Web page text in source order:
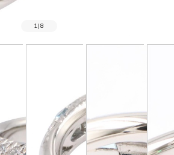
1 |8